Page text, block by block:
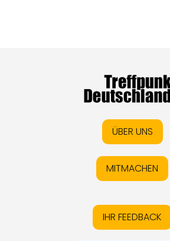
ÜBER UNS
MITMACHEN
IHR FEEDBACK